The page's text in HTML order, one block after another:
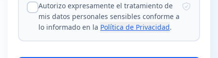
Autorizo expresamente el tratamiento de
mis datos personales sensibles conforme a
lo informado en la Política de Privacidad.